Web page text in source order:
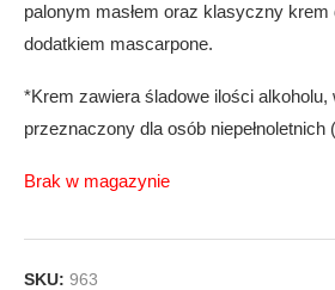
palonym masłem oraz klasyczny krem
dodatkiem mascarpone.
*Krem zawiera śladowe ilości
przeznaczony dla osób niepełnoletnich
Brak w magazynie
SKU: 963